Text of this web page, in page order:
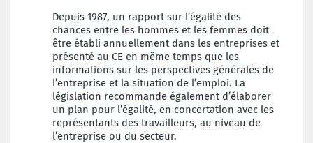
Depuis 1987, un rapport sur l’égalité des
chances entre les hommes et les femmes doit
être établi annuellement dans les entreprises et
présenté au CE en même temps que les
informations sur les perspectives générales de
l’entreprise et la situation de l’emploi. La
législation recommande également d’élaborer
un plan pour l’égalité, en concertation avec les
représentants des travailleurs, au niveau de
l’entreprise ou du secteur.